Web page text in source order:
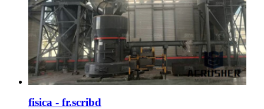
fisica - fr.scribd